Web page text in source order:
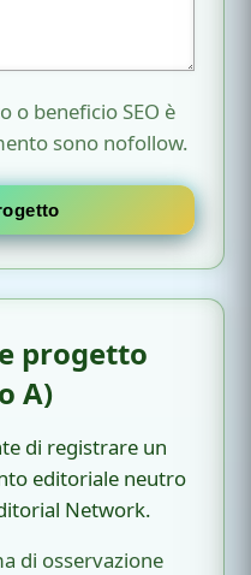
o beneficio SEO è
sono nofollow.
progetto
A)
di registrare un
editoriale neutro
Network.
di osservazione